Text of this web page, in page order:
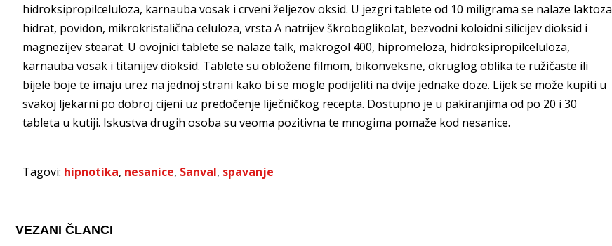
hidroksipropilceluloza, karnauba vosak i crveni željezov oksid. U jezgri tablete od 10 miligrama se nalaze laktoza
hidrat, povidon, mikrokristalična celuloza, vrsta A natrijev škroboglikolat, bezvodni koloidni silicijev dioksid i
magnezijev stearat. U ovojnici tablete se nalaze talk, makrogol 400, hipromeloza, hidroksipropilceluloza,
karnauba vosak i titanijev dioksid. Tablete su obložene filmom, bikonveksne, okruglog oblika te ružičaste ili
bijele boje te imaju urez na jednoj strani kako bi se mogle podijeliti na dvije jednake doze. Lijek se može kupiti u
svakoj ljekarni po dobroj cijeni uz predočenje liječničkog recepta. Dostupno je u pakiranjima od po 20 i 30
tableta u kutiji. Iskustva drugih osoba su veoma pozitivna te mnogima pomaže kod nesanice.
Tagovi: hipnotika, nesanice, Sanval, spavanje
VEZANI ČLANCI